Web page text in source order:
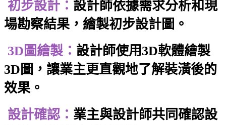
初步設計： 設計師依據需求分析和現
場勘察結果，繪製初步設計圖。
3D圖繪製： 設計師使用3D軟體繪製
3D圖，讓業主更直觀地了解裝潢後的
效果。
設計確認： 業主與設計師共同確認設